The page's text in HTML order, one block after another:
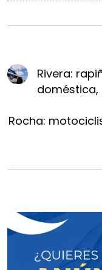
Rivera:
doméstica,
Rocha: